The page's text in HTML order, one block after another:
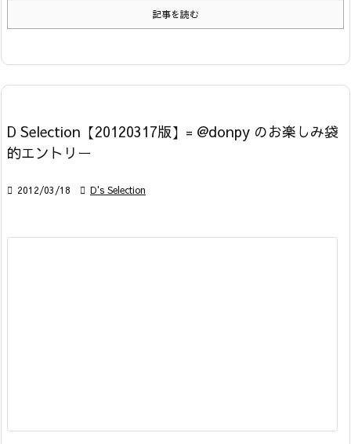
記事を読む
D Selection【20120317版】= @donpy のお楽しみ袋
的エントリー
 2012/03/18  D's Selection